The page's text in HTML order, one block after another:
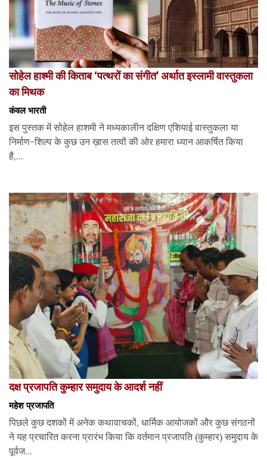
सोहेल हाश्मी की किताब ‘पत्थरों का संगीत’ अर्थात इस्लामी वास्तुकला
का मिथक
कंवल भारती
इस पुस्तक में सोहेल हाशमी ने मध्यकालीन दक्षिण एशियाई वास्तुकला या
निर्माण-शिल्प के कुछ उन ख़ास तत्वों की ओर हमारा ध्यान आकर्षित किया
है,...
दक्ष प्रजापति कुम्हार समुदाय के आदर्श नहीं
महेश प्रजापति
पिछले कुछ दशकों में अनेक कथावाचकों, धार्मिक आयोजकों और कुछ संगठनों
ने यह प्रचारित करना प्रारंभ किया कि वर्तमान प्रजापति (कुम्हार) समुदाय के
पूर्वज...